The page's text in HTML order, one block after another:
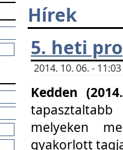
Hírek
5. heti
2014. 10. 06. -
Kedden
melyeken
gyakorlott